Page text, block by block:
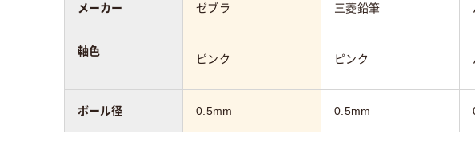
ゼブラ 三菱鉛筆
ピンク ピンク
0.5mm 0.5mm
メーカー
軸色
ボール径